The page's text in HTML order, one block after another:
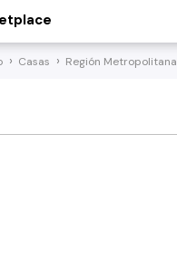
Casas Región Metropolitana